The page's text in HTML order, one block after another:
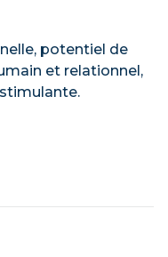
potentiel de
et relationnel,